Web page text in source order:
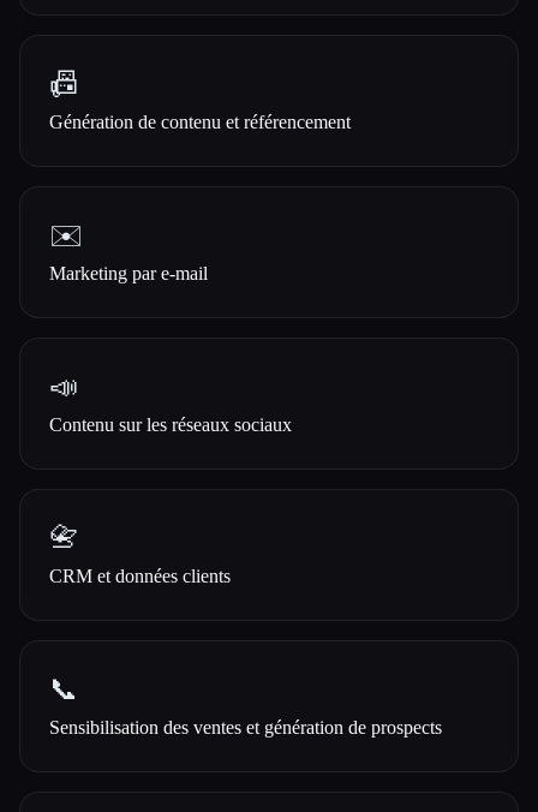
📠
Génération de contenu et référencement
✉️
Marketing par e-mail
📣
Contenu sur les réseaux sociaux
📇
CRM et données clients
📞
Sensibilisation des ventes et génération de prospects